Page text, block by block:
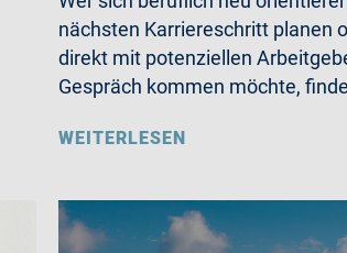
nächsten Karriereschritt planen
direkt mit potenziellen
Gespräch kommen möchte,
WEITERLESEN